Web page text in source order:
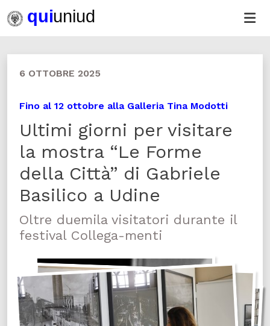
6 OTTOBRE 2025
Fino al 12 ottobre alla Galleria Tina Modotti
Ultimi giorni per visitare
la mostra “Le Forme
della Città” di Gabriele
Basilico a Udine
Oltre duemila visitatori durante il
festival Collega-menti